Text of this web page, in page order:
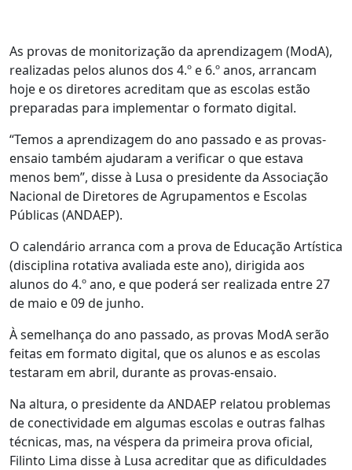
As provas de monitorização da aprendizagem (ModA),
realizadas pelos alunos dos 4.º e 6.º anos, arrancam
hoje e os diretores acreditam que as escolas estão
preparadas para implementar o formato digital.
“Temos a aprendizagem do ano passado e as provas-
ensaio também ajudaram a verificar o que estava
menos bem”, disse à Lusa o presidente da Associação
Nacional de Diretores de Agrupamentos e Escolas
Públicas (ANDAEP).
O calendário arranca com a prova de Educação Artística
(disciplina rotativa avaliada este ano), dirigida aos
alunos do 4.º ano, e que poderá ser realizada entre 27
de maio e 09 de junho.
À semelhança do ano passado, as provas ModA serão
feitas em formato digital, que os alunos e as escolas
testaram em abril, durante as provas-ensaio.
Na altura, o presidente da ANDAEP relatou problemas
de conectividade em algumas escolas e outras falhas
técnicas, mas, na véspera da primeira prova oficial,
Filinto Lima disse à Lusa acreditar que as dificuldades